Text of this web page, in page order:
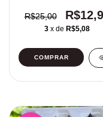
R$25,00
3 x de R$5,08